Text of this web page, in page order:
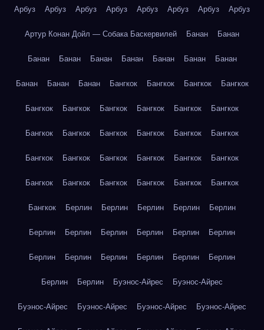
Арбуз Арбуз Арбуз Арбуз Арбуз Арбуз Арбуз Арбуз
Артур Конан Дойл — Собака Баскервилей Банан Банан
Банан Банан Банан Банан Банан Банан Банан
Банан Банан Банан Бангкок Бангкок Бангкок Бангкок
Бангкок Бангкок Бангкок Бангкок Бангкок Бангкок
Бангкок Бангкок Бангкок Бангкок Бангкок Бангкок
Бангкок Бангкок Бангкок Бангкок Бангкок Бангкок
Бангкок Бангкок Бангкок Бангкок Бангкок Бангкок
Бангкок Берлин Берлин Берлин Берлин Берлин
Берлин Берлин Берлин Берлин Берлин Берлин
Берлин Берлин Берлин Берлин Берлин Берлин
Берлин Берлин Буэнос-Айрес Буэнос-Айрес
Буэнос-Айрес Буэнос-Айрес Буэнос-Айрес Буэнос-Айрес